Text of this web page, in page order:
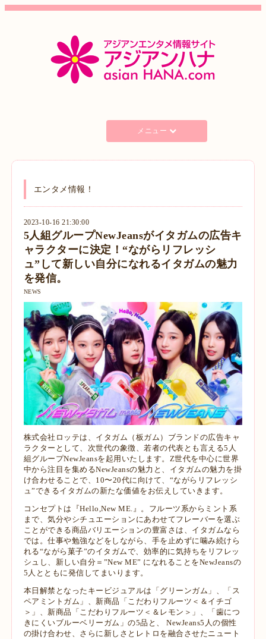
メニュー
エンタメ情報！
2023-10-16 21:30:00
5人組グループNewJeansがイタガムの広告キ
ャラクターに決定！“ながらリフレッシ
ュ”して新しい自分になれるイタガムの魅力
を発信。
NEWS
株式会社ロッテは、イタガム（板ガム）ブランドの広告キャ
ラクターとして、次世代の象徴、若者の代表とも言える5人
組グループNewJeansを起用いたします。Z世代を中心に世界
中から注目を集めるNewJeansの魅力と、イタガムの魅力を掛
け合わせることで、10〜20代に向けて、“ながらリフレッシ
ュ”できるイタガムの新たな価値をお伝えしていきます。
コンセプトは『Hello,New ME.』。フルーツ系からミント系
まで、気分やシチュエーションにあわせて​​フレーバーを選ぶ
ことができる商品バリエーションの豊富さは、イタガムなら
では。仕事や勉強などをしながら、手を止めずに噛み続けら
れる“ながら菓子”のイタガムで、効率的に気持ちをリフレッ
シュし、新しい自分＝”New ME” になれることをNewJeansの
5人とともに発信してまいります。
本日解禁となったキービジュアルは「グリーンガム」、「ス
ペアミントガム」、新商品「こだわりフルーツ＜＆イチゴ
＞」、新商品「こだわりフルーツ＜＆レモン＞」、「歯につ
きにくいブルーベリーガム」の5品と、 NewJeans5人の個性
の掛け合わせ、さらに新しさとレトロを融合させたニュート